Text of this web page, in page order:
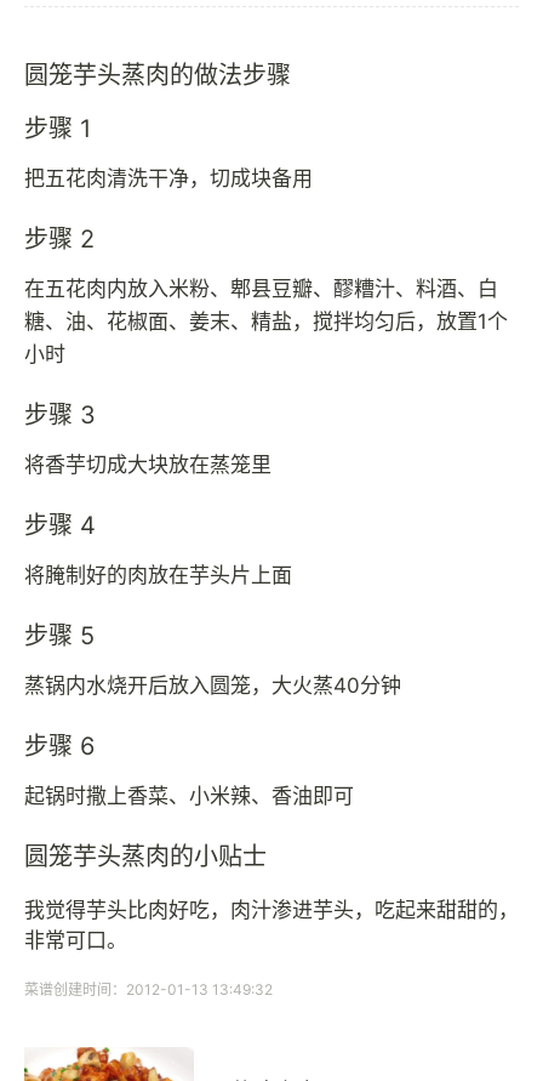
圆笼芋头蒸肉的做法步骤
步骤 1
把五花肉清洗干净，切成块备用
步骤 2
在五花肉内放入米粉、郫县豆瓣、醪糟汁、料酒、白
糖、油、花椒面、姜末、精盐，搅拌均匀后，放置1个
小时
步骤 3
将香芋切成大块放在蒸笼里
步骤 4
将腌制好的肉放在芋头片上面
步骤 5
蒸锅内水烧开后放入圆笼，大火蒸40分钟
步骤 6
起锅时撒上香菜、小米辣、香油即可
圆笼芋头蒸肉的小贴士
我觉得芋头比肉好吃，肉汁渗进芋头，吃起来甜甜的，
非常可口。
菜谱创建时间：2012-01-13 13:49:32